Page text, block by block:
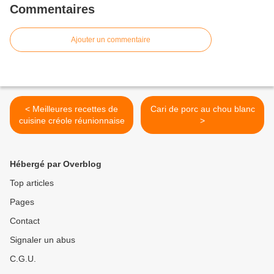
Commentaires
Ajouter un commentaire
< Meilleures recettes de
cuisine créole réunionnaise
Cari de porc au chou blanc
>
Hébergé par Overblog
Top articles
Pages
Contact
Signaler un abus
C.G.U.